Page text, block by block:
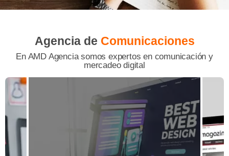
Agencia de Comunicaciones
En AMD Agencia somos expertos en comunicación y
mercadeo digital